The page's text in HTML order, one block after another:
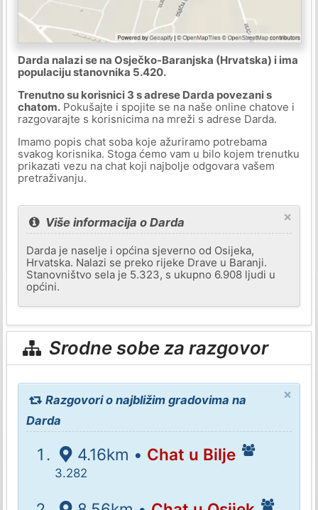
Darda nalazi se na Osječko-Baranjska (Hrvatska) i ima
populaciju stanovnika 5.420.
Trenutno su korisnici 3 s adrese Darda povezani s
chatom.Pokušajte i spojite se na naše online chatove i
razgovarajte s korisnicima na mreži s adrese Darda.
Imamo popis chat soba koje ažuriramo potrebama
svakog korisnika. Stoga ćemo vam u bilo kojem trenutku
prikazati vezu na chat koji najbolje odgovara vašem
pretraživanju.
×
Više informacija o Darda
Darda je naselje i općina sjeverno od Osijeka,
Hrvatska. Nalazi se preko rijeke Drave u Baranji.
Stanovništvo sela je 5.323, s ukupno 6.908 ljudi u
općini.
Srodne sobe za razgovor
×
Razgovori o najbližim gradovima na
Darda
4.16km • Chat u Bilje
3.282